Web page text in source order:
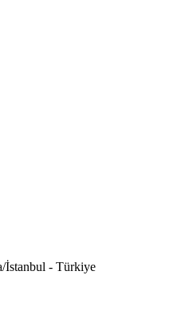
İstanbul - Türkiye